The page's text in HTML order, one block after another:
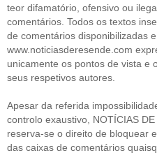
teor difamatório, ofensivo ou
comentários. Todos os textos
de comentários disponibilizadas
www.noticiasderesende.com
unicamente os pontos de vista e
seus respetivos autores.
Apesar da referida
controlo exaustivo, NOTÍCIAS DE
reserva-se o direito de bloquear
das caixas de comentários